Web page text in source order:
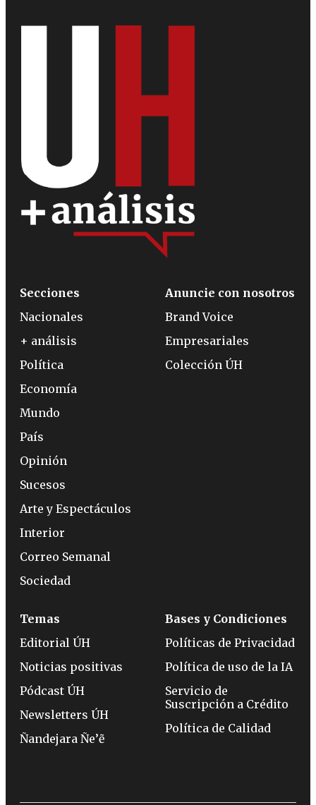
Secciones
Nacionales
+ análisis
Política
Economía
Mundo
País
Opinión
Sucesos
Arte y Espectáculos
Interior
Correo Semanal
Sociedad
Anuncie con nosotros
Brand Voice
Empresariales
Colección ÚH
Temas
Editorial ÚH
Noticias positivas
Pódcast ÚH
Newsletters ÚH
Ñandejara Ñe’ẽ
Bases y Condiciones
Políticas de Privacidad
Política de uso de la IA
Servicio de
Suscripción a Crédito
Política de Calidad